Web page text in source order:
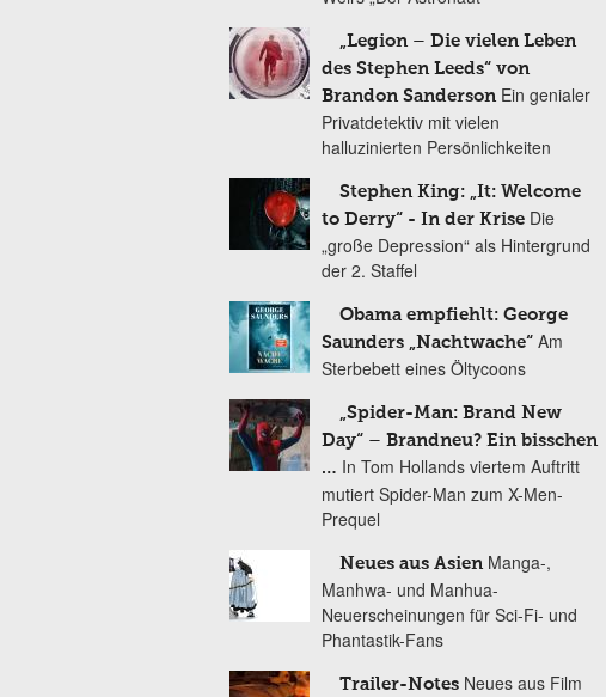
„Legion – Die vielen Leben
des Stephen Leeds“ von
Brandon Sanderson Ein genialer
Privatdetektiv mit vielen
halluzinierten Persönlichkeiten
Stephen King: „It: Welcome
to Derry“ - In der Krise Die
„große Depression“ als Hintergrund
der 2. Staffel
Obama empfiehlt: George
Saunders „Nachtwache“ Am
Sterbebett eines Öltycoons
„Spider-Man: Brand New
Day“ – Brandneu? Ein bisschen
… In Tom Hollands viertem Auftritt
mutiert Spider-Man zum X-Men-
Prequel
Neues aus Asien Manga-,
Manhwa- und Manhua-
Neuerscheinungen für Sci-Fi- und
Phantastik-Fans
Trailer-Notes Neues aus Film